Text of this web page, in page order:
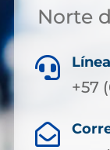
Norte

+57
